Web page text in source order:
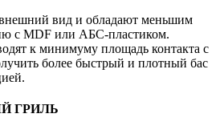
вид и обладают меньшим
с MDF или АБС-пластиком.
к минимуму площадь контакта с
более быстрый и плотный бас
ГРИЛЬ